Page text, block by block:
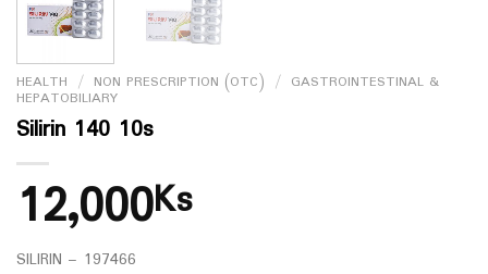
HEALTH / NON PRESCRIPTION (OTC) / GASTROINTESTINAL &
HEPATOBILIARY
Silirin 140 10s
12,000Ks
SILIRIN – 197466